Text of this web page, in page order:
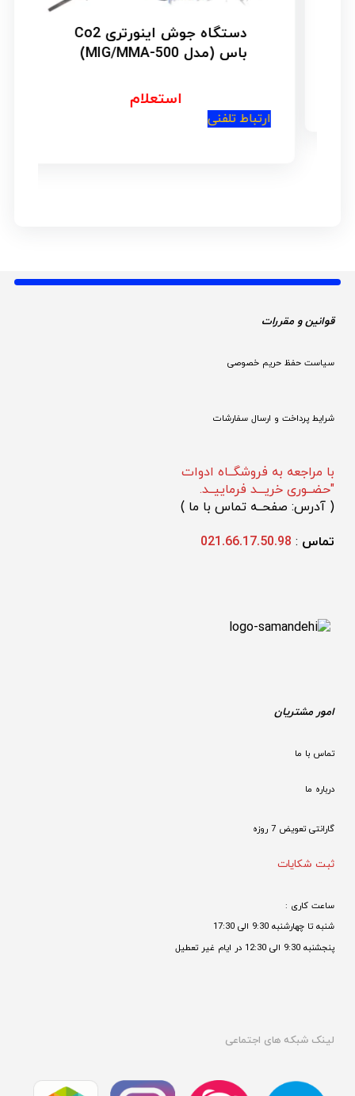
دستگاه جوش اینورتری Co2
باس (مدل MIG/MMA-500)
استعلام
ارتباط تلفنی
قوانین و مقررات
سیاست حفظ حریم خصوصی
شرایط پرداخت و ارسال سفارشات
با مراجعه به فروشگــاه ادوات
"حضــوری خریـــد فرماییــد.
( آدرس: صفحــه تماس با ما )
تماس :
021.66.17.50.98
امور مشتریان
تماس با ما
درباره ما
گارانتی تعویض 7 روزه
ثبت شکایات
ساعت کاری :
شنبه تا چهارشنبه 9:30 الی 17:30
پنجشنبه 9:30 الی 12:30 در ایام غیر تعطیل
لینک شبکه های اجتماعی